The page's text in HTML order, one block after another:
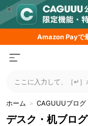
AmazonPayで
ここに入力して、［↵
ホーム ＞ CAGUUUブログ
デスク・机ブログ